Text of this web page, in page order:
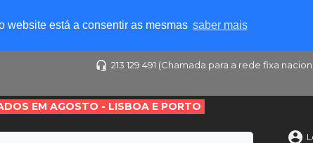
website está a consentir as mesmas saber mais
213 129 491 (Chamada para a rede fixa
EM AGOSTO - LISBOA E PORTO